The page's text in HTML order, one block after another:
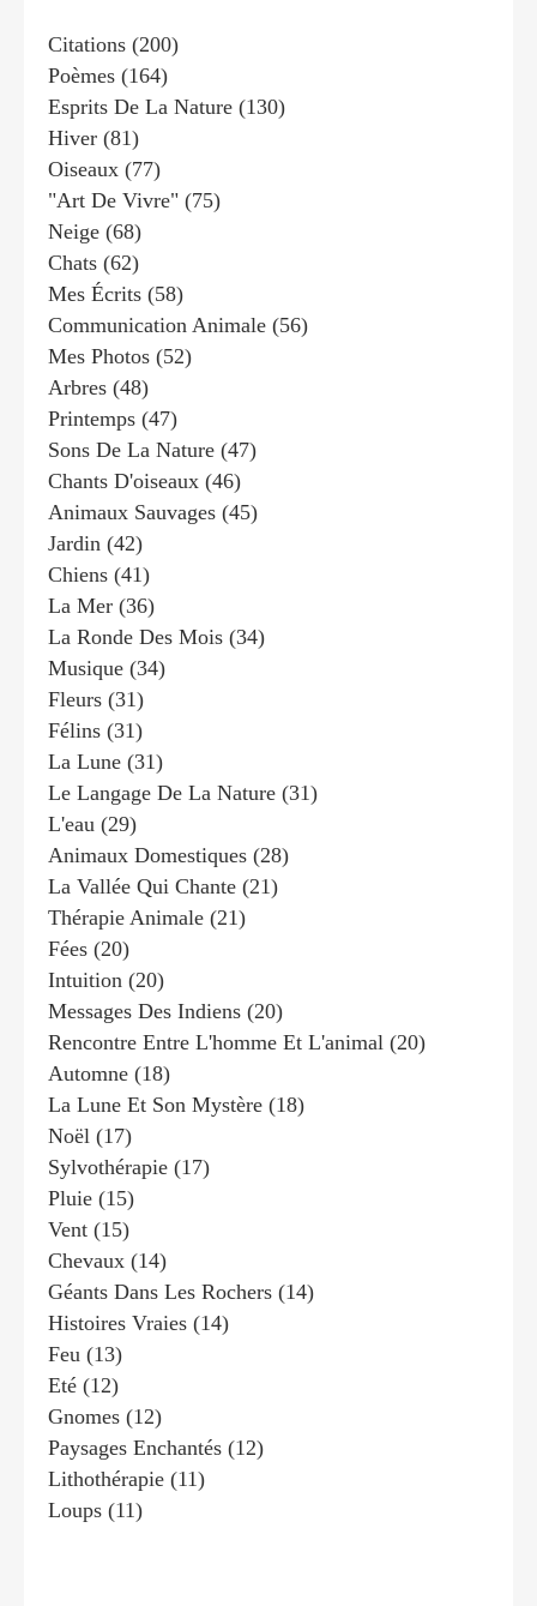
Citations (200)
Poèmes (164)
Esprits De La Nature (130)
Hiver (81)
Oiseaux (77)
"art De Vivre" (75)
Neige (68)
Chats (62)
Mes Écrits (58)
Communication Animale (56)
Mes Photos (52)
Arbres (48)
Printemps (47)
Sons De La Nature (47)
Chants D'oiseaux (46)
Animaux Sauvages (45)
Jardin (42)
Chiens (41)
La Mer (36)
La Ronde Des Mois (34)
Musique (34)
Fleurs (31)
Félins (31)
La Lune (31)
Le Langage De La Nature (31)
L'eau (29)
Animaux Domestiques (28)
La Vallée Qui Chante (21)
Thérapie Animale (21)
Fées (20)
Intuition (20)
Messages Des Indiens (20)
Rencontre Entre L'homme Et L'animal (20)
Automne (18)
La Lune Et Son Mystère (18)
Noël (17)
Sylvothérapie (17)
Pluie (15)
Vent (15)
Chevaux (14)
Géants Dans Les Rochers (14)
Histoires Vraies (14)
Feu (13)
Eté (12)
Gnomes (12)
Paysages Enchantés (12)
Lithothérapie (11)
Loups (11)